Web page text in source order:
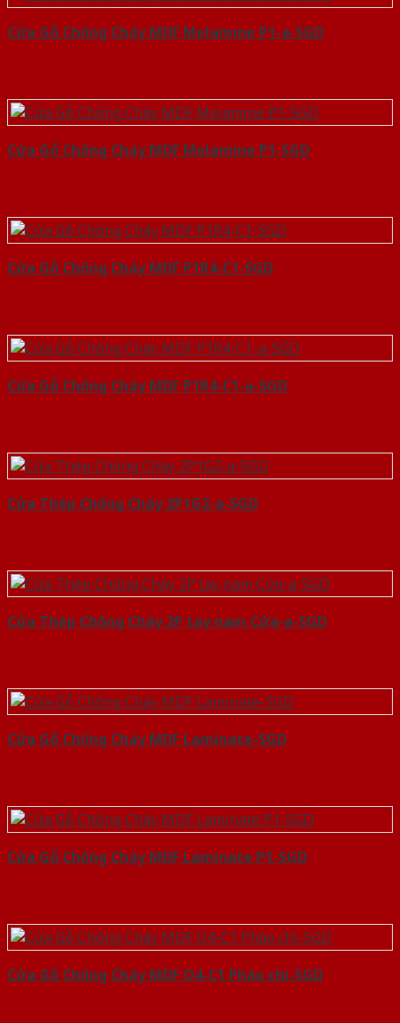
Cửa Gỗ Chống Cháy MDF Melamine P1-a-SGD
Cửa Gỗ Chống Cháy MDF Melamine P1-SGD
Cửa Gỗ Chống Cháy MDF P1R4-C1-SGD
Cửa Gỗ Chống Cháy MDF P1R4-C1-a-SGD
Cửa Thép Chống Cháy 2P1G2-a-SGD
Cửa Thép Chống Cháy 2P tay nam Cửa-a-SGD
Cửa Gỗ Chống Cháy MDF Laminate-SGD
Cửa Gỗ Chống Cháy MDF Laminate P1-SGD
Cửa Gỗ Chống Cháy MDF O4-C1 Phào chi-SGD